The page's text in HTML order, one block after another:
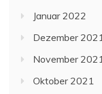
Januar 2022
Dezember 2021
November 2021
Oktober 2021